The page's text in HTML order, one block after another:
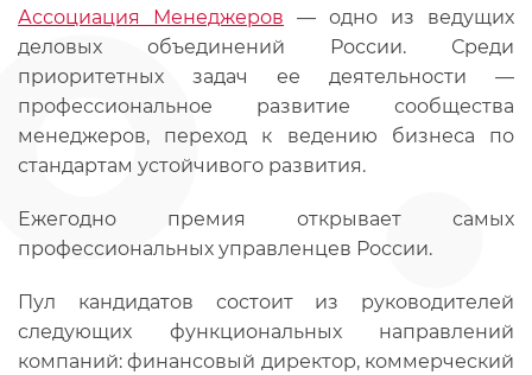
Ассоциация Менеджеров — одно из ведущих
деловых объединений России. Среди
приоритетных задач ее деятельности —
профессиональное развитие сообщества
менеджеров, переход к ведению бизнеса по
стандартам устойчивого развития.
Ежегодно премия открывает самых
профессиональных управленцев России.
Пул кандидатов состоит из руководителей
следующих функциональных направлений
компаний: финансовый директор, коммерческий